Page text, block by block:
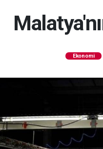
Ekonomi